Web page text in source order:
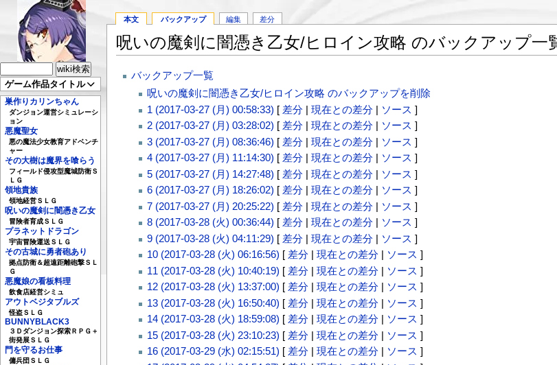
ゲーム作品タイトル
巣作りカリンちゃん
ダンジョン運営シミュレーシ
ョン
悪魔聖女
悪の魔法少女教育アドベンチ
ャー
その大樹は魔界を喰らう
フィールド侵攻型魔城防衛Ｓ
ＬＧ
領地貴族
領地経営ＳＬＧ
呪いの魔剣に闇憑き乙女
冒険者育成ＳＬＧ
プラネットドラゴン
宇宙冒険運送ＳＬＧ
その古城に勇者砲あり
拠点防衛＆超遠距離砲撃ＳＬ
Ｇ
悪魔娘の看板料理
飲食店経営シミュ
アウトベジタブルズ
怪盗ＳＬＧ
BUNNYBLACK3
３Ｄダンジョン探索ＲＰＧ＋
街発展ＳＬＧ
門を守るお仕事
傭兵団ＳＬＧ
本文 バックアップ 編集 差分
呪いの魔剣に闇憑き乙女/ヒロイン攻略 のバックアップ一
バックアップ一覧
呪いの魔剣に闇憑き乙女/ヒロイン攻略 のバックアップを削除
1 (2017-03-27 (月) 00:58:33) [ 差分| 現在との差分| ソース ]
2 (2017-03-27 (月) 03:28:02) [ 差分| 現在との差分| ソース ]
3 (2017-03-27 (月) 08:36:46) [ 差分| 現在との差分| ソース ]
4 (2017-03-27 (月) 11:14:30) [ 差分| 現在との差分| ソース ]
5 (2017-03-27 (月) 14:27:48) [ 差分| 現在との差分| ソース ]
6 (2017-03-27 (月) 18:26:02) [ 差分| 現在との差分| ソース ]
7 (2017-03-27 (月) 20:25:22) [ 差分| 現在との差分| ソース ]
8 (2017-03-28 (火) 00:36:44) [ 差分| 現在との差分| ソース ]
9 (2017-03-28 (火) 04:11:29) [ 差分| 現在との差分| ソース ]
10 (2017-03-28 (火) 06:16:56) [ 差分| 現在との差分| ソース ]
11 (2017-03-28 (火) 10:40:19) [ 差分| 現在との差分| ソース ]
12 (2017-03-28 (火) 13:37:00) [ 差分| 現在との差分| ソース ]
13 (2017-03-28 (火) 16:50:40) [ 差分| 現在との差分| ソース ]
14 (2017-03-28 (火) 18:59:08) [ 差分| 現在との差分| ソース ]
15 (2017-03-28 (火) 23:10:23) [ 差分| 現在との差分| ソース ]
16 (2017-03-29 (水) 02:15:51) [ 差分| 現在との差分| ソース ]